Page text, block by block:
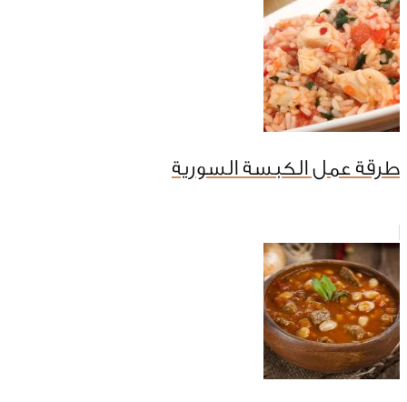
طرقة عمل الكبسة السورية